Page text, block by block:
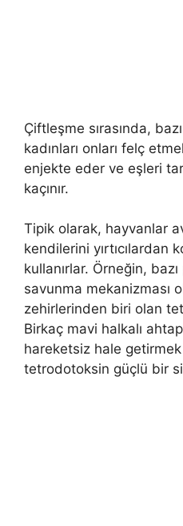
Çiftleşme sırasında,
kadınları onları felç
enjekte eder ve eşleri
kaçınır.
Tipik olarak, hayvanlar
kendilerini yırtıcılardan
kullanırlar. Örneğin,
savunma mekanizması
zehirlerinden biri olan
Birkaç mavi halkalı
hareketsiz hale
tetrodotoksin güçlü bir